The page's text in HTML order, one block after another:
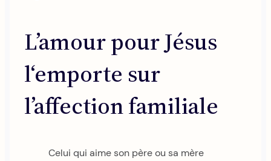
L’amour pour Jésus
l‘emporte sur
l’affection familiale
Celui qui aime son père ou sa mère